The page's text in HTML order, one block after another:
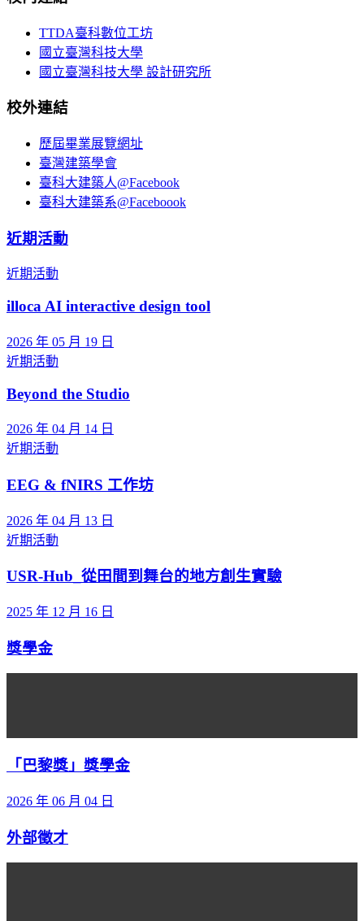
TTDA臺科數位工坊
國立臺灣科技大學
國立臺灣科技大學 設計研究所
校外連結
歷屆畢業展覽網址
臺灣建築學會
臺科大建築人@Facebook
臺科大建築系@Faceboook
近期活動
近期活動
illoca AI interactive design tool
2026 年 05 月 19 日
近期活動
Beyond the Studio
2026 年 04 月 14 日
近期活動
EEG & fNIRS 工作坊
2026 年 04 月 13 日
近期活動
USR-Hub_從田間到舞台的地方創生實驗
2025 年 12 月 16 日
獎學金
「巴黎獎」獎學金
2026 年 06 月 04 日
外部徵才